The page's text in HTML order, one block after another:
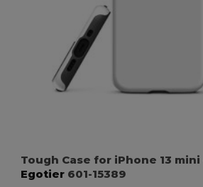
Tough Case for iPhone 13 mini
Egotier 601-15389